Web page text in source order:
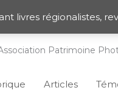
livres régionalistes,
Patrimoine
Articles